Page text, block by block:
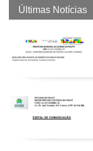
Últimas Notícias